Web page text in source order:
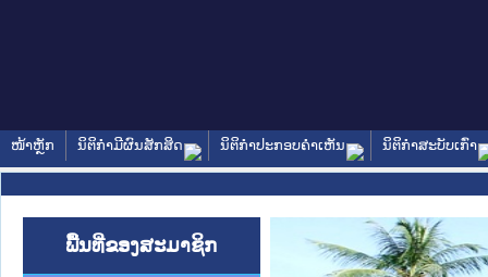
ໜ້າຫຼັກ ນິຕິກໍາມີຜົນສັກສິດ ນິຕິກໍາປະກອບຄໍາເຫັນ ນິຕິກໍາສະບັບເກົ່າ
ພື້ນທີ່ຂອງສະມາຊິກ